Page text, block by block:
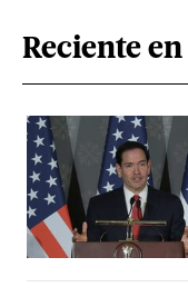
Reciente en